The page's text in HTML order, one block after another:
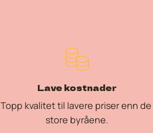
Lave kostnader
Topp kvalitet til lavere priser enn de
store byråene.